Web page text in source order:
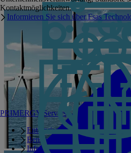
PRIMERGY Servers
Enterprise AI Server Portfolio
Benchmarks
Infrastructure Manager
Kontaktmöglichkeiten.
Informieren Sie sich über Fsas